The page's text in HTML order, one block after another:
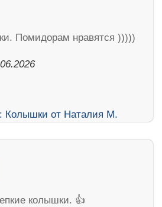
Помидорам нравятся )))))
колышки. 👍